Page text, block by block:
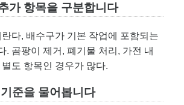
가 항목을 구분합니다
다, 배수구가 기본 작업에 포함되는
. 곰팡이 제거, 폐기물 처리, 가전 내
도 항목인 경우가 많다.
준을 물어봅니다